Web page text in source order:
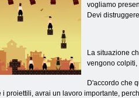
vogliamo
Devi
La situazione
vengono
D'accordo che
i proiettili, avrai un lavoro importante,